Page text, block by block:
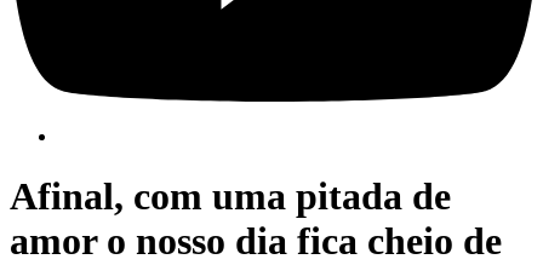
Afinal, com uma pitada de
amor o nosso dia fica cheio de